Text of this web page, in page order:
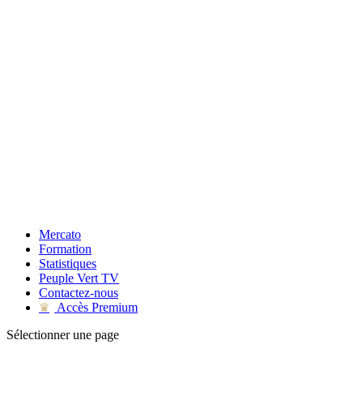
Mercato
Formation
Statistiques
Peuple Vert TV
Contactez-nous
♛
Accès Premium
Sélectionner une page